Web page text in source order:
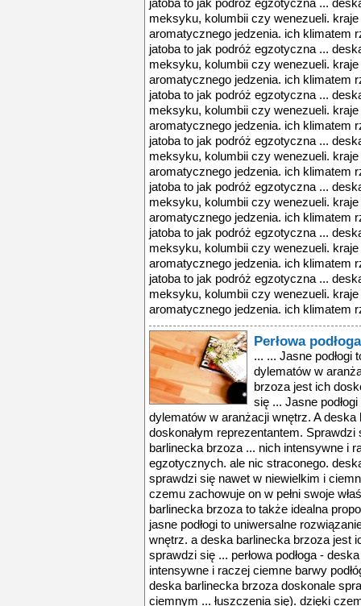
jatoba to jak podróż egzotyczna ...
meksyku, kolumbii czy wenezueli. kraje
aromatycznego jedzenia. ich klimatem
jatoba to jak podróż egzotyczna ...
meksyku, kolumbii czy wenezueli. kraje
aromatycznego jedzenia. ich klimatem
jatoba to jak podróż egzotyczna ...
meksyku, kolumbii czy wenezueli. kraje
aromatycznego jedzenia. ich klimatem
jatoba to jak podróż egzotyczna ...
meksyku, kolumbii czy wenezueli. kraje
aromatycznego jedzenia. ich klimatem
jatoba to jak podróż egzotyczna ...
meksyku, kolumbii czy wenezueli. kraje
aromatycznego jedzenia. ich klimatem
jatoba to jak podróż egzotyczna ...
meksyku, kolumbii czy wenezueli. kraje
aromatycznego jedzenia. ich klimatem
jatoba to jak podróż egzotyczna ...
meksyku, kolumbii czy wenezueli. kraje
aromatycznego jedzenia. ich klimatem
Perłowa
... ... Jasne podłogi
dylematów w
brzoza jest ich
się ... Jasne
dylematów w aranżacji wnętrz. A
doskonałym reprezentantem. Sprawdzi
barlinecka brzoza ... nich intensywne i
egzotycznych. ale nic straconego.
sprawdzi się nawet w niewielkim i
czemu zachowuje on w pełni swoje
barlinecka brzoza to także idealna
jasne podłogi to uniwersalne
wnętrz. a deska barlinecka brzoza jest
sprawdzi się ... perłowa podłoga -
intensywne i raczej ciemne barwy
deska barlinecka brzoza doskonale
ciemnym ... łuszczenia się). dzięki